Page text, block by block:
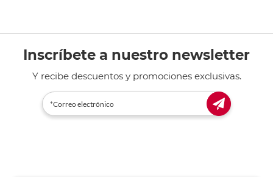
Inscríbete a nuestro newsletter
Y recibe descuentos y promociones exclusivas.